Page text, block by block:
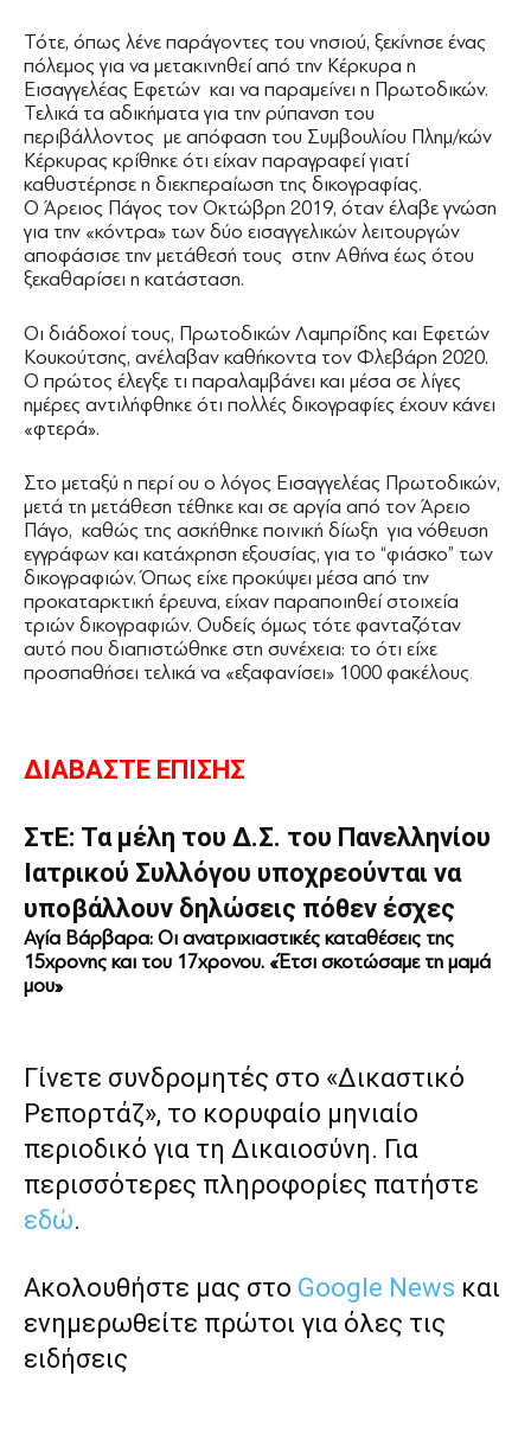
Τότε, όπως λένε παράγοντες του νησιού, ξεκίνησε ένας
πόλεμος για να μετακινηθεί από την Κέρκυρα η
Εισαγγελέας Εφετών και να παραμείνει η Πρωτοδικών.
Τελικά τα αδικήματα για την ρύπανση του
περιβάλλοντος με απόφαση του Συμβουλίου Πλημ/κών
Κέρκυρας κρίθηκε ότι είχαν παραγραφεί γιατί
καθυστέρησε η διεκπεραίωση της δικογραφίας.
Ο Άρειος Πάγος τον Οκτώβρη 2019, όταν έλαβε γνώση
για την «κόντρα» των δύο εισαγγελικών λειτουργών
αποφάσισε την μετάθεσή τους στην Αθήνα έως ότου
ξεκαθαρίσει η κατάσταση.
Οι διάδοχοί τους, Πρωτοδικών Λαμπρίδης και Εφετών
Κουκούτσης, ανέλαβαν καθήκοντα τον Φλεβάρη 2020.
Ο πρώτος έλεγξε τι παραλαμβάνει και μέσα σε λίγες
ημέρες αντιλήφθηκε ότι πολλές δικογραφίες έχουν κάνει
«φτερά».
Στο μεταξύ η περί ου ο λόγος Εισαγγελέας Πρωτοδικών,
μετά τη μετάθεση τέθηκε και σε αργία από τον Άρειο
Πάγο, καθώς της ασκήθηκε ποινική δίωξη για νόθευση
εγγράφων και κατάχρηση εξουσίας, για το “φιάσκο” των
δικογραφιών. Όπως είχε προκύψει μέσα από την
προκαταρκτική έρευνα, είχαν παραποιηθεί στοιχεία
τριών δικογραφιών. Ουδείς όμως τότε φανταζόταν
αυτό που διαπιστώθηκε στη συνέχεια: το ότι είχε
προσπαθήσει τελικά να «εξαφανίσει» 1000 φακέλους.
ΔΙΑΒΑΣΤΕ ΕΠΙΣΗΣ
ΣτΕ: Τα μέλη του Δ.Σ. του Πανελληνίου
Ιατρικού Συλλόγου υποχρεούνται να
υποβάλλουν δηλώσεις πόθεν έσχες
Αγία Βάρβαρα: Οι ανατριχιαστικές καταθέσεις της
15χρονης και του 17χρονου. «Έτσι σκοτώσαμε τη μαμά
μου»
Γίνετε συνδρομητές στο «Δικαστικό
Ρεπορτάζ», το κορυφαίο μηνιαίο
περιοδικό για τη Δικαιοσύνη. Για
περισσότερες πληροφορίες πατήστε
εδώ.
Ακολουθήστε μας στο Google News και
ενημερωθείτε πρώτοι για όλες τις
ειδήσεις